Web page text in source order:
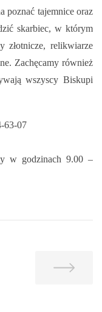
poznać tajemnice oraz
skarbiec, w którym
złotnicze, relikwiarze
Zachęcamy również
wszyscy Biskupi
63-07
w godzinach 9.00 –